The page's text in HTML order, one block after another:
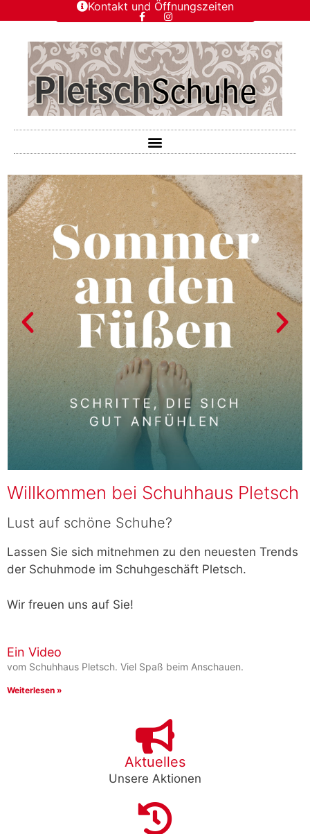
Kontakt und Öffnungszeiten
Willkommen bei Schuhhaus Pletsch
Lust auf schöne Schuhe?
Lassen Sie sich mitnehmen zu den neuesten Trends
der Schuhmode im Schuhgeschäft Pletsch.
Wir freuen uns auf Sie!
Ein Video
vom Schuhhaus Pletsch. Viel Spaß beim Anschauen.
Weiterlesen »
Aktuelles
Unsere Aktionen